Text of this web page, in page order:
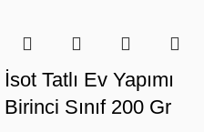
İsot Tatlı Ev Yapımı
Birinci Sınıf 200 Gr